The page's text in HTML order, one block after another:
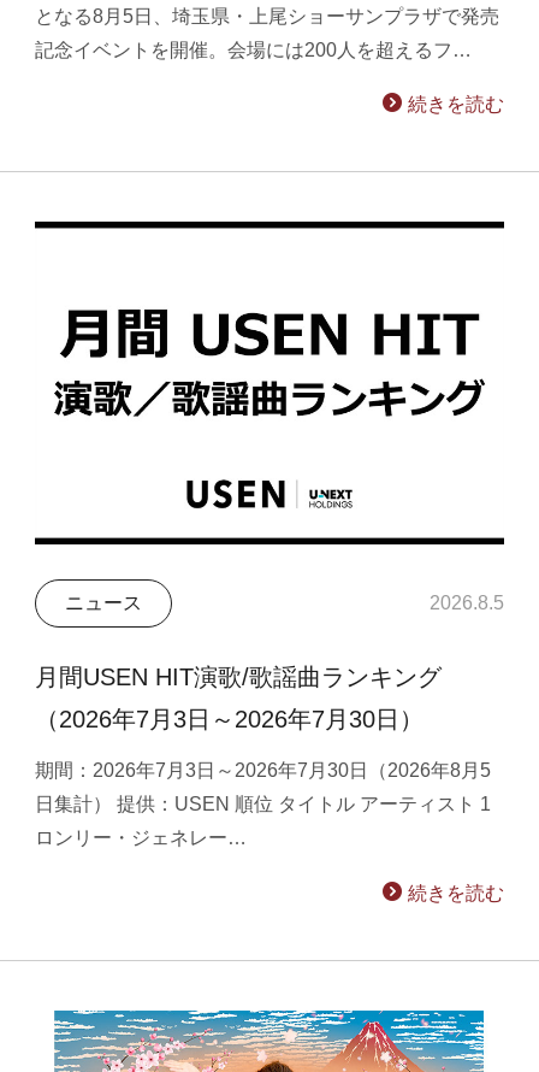
となる8月5日、埼玉県・上尾ショーサンプラザで発売
記念イベントを開催。会場には200人を超えるフ…
続きを読む
ニュース 2026.8.5
月間USEN HIT演歌/歌謡曲ランキング
（2026年7月3日～2026年7月30日）
期間：2026年7月3日～2026年7月30日（2026年8月5
日集計） 提供：USEN 順位 タイトル アーティスト 1
ロンリー・ジェネレー…
続きを読む